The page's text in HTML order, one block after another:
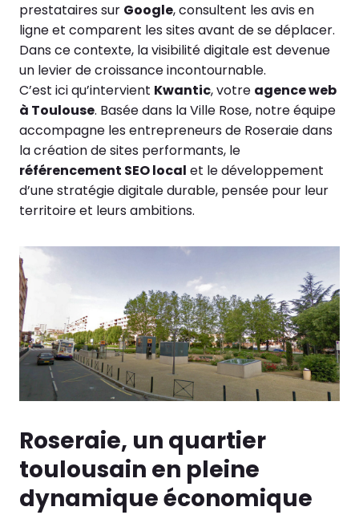
prestataires sur Google, consultent les avis en
ligne et comparent les sites avant de se déplacer.
Dans ce contexte, la visibilité digitale est devenue
un levier de croissance incontournable.
C’est ici qu’intervient Kwantic, votre agence web
à Toulouse. Basée dans la Ville Rose, notre équipe
accompagne les entrepreneurs de Roseraie dans
la création de sites performants, le
référencement SEO local et le développement
d’une stratégie digitale durable, pensée pour leur
territoire et leurs ambitions.
Roseraie, un quartier
toulousain en pleine
dynamique économique